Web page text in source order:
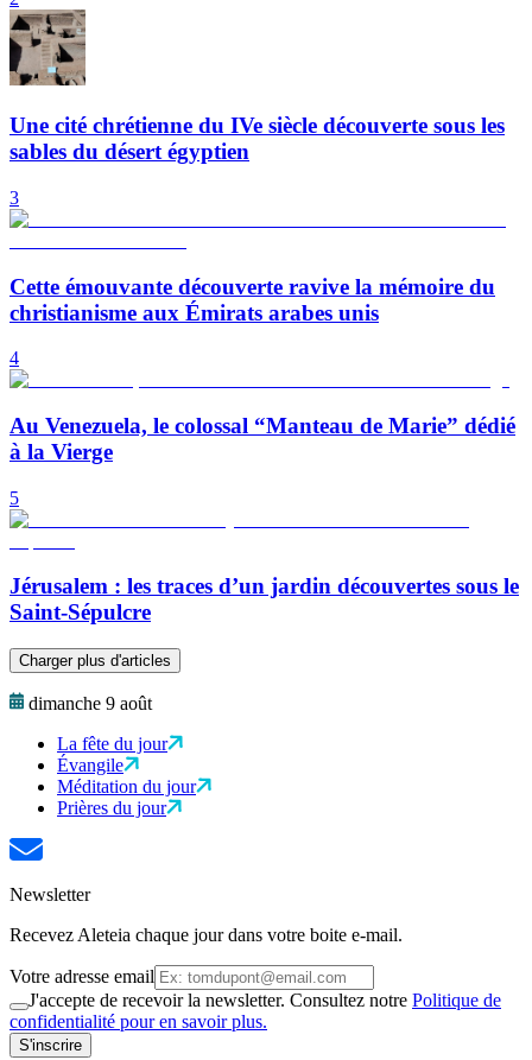
Une cité chrétienne du IVe siècle découverte sous les
sables du désert égyptien
3
Cette émouvante découverte ravive la mémoire du
christianisme aux Émirats arabes unis
4
Au Venezuela, le colossal “Manteau de Marie” dédié
à la Vierge
5
Jérusalem : les traces d’un jardin découvertes sous le
Saint-Sépulcre
Charger plus d'articles
dimanche 9 août
La fête du jour
Évangile
Méditation du jour
Prières du jour
Newsletter
Recevez Aleteia chaque jour dans votre boite e-mail.
Votre adresse email
J'accepte de recevoir la newsletter. Consultez notre Politique de
confidentialité pour en savoir plus.
S'inscrire